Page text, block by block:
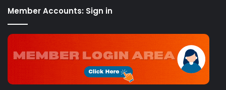
Member Accounts: Sign in